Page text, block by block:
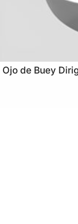
Ojo de Buey